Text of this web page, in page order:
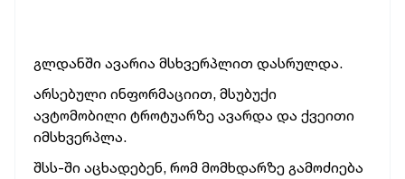
ᲑᲘᲖᲜᲔᲡᲘ
გლდანში ავარია მსხვერპლით დასრულდა.
არსებული ინფორმაციით, მსუბუქი
ავტომობილი ტროტუარზე ავარდა და ქვეითი
იმსხვერპლა.
შსს-ში აცხადებენ, რომ მომხდარზე გამოძიება